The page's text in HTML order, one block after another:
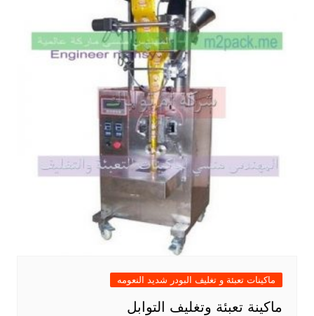
ماكينات تعبئة و تغليف البودر شديد النعومه
ماكينة تعبئة وتغليف التوابل